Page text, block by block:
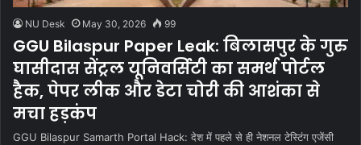
NU Desk May 30, 2026 99
GGU Bilaspur Paper Leak: बिलासपुर के गुरु
घासीदास सेंट्रल यूनिवर्सिटी का समर्थ पोर्टल
हैक, पेपर लीक और डेटा चोरी की आशंका से
मचा हड़कंप
GGU Bilaspur Samarth Portal Hack: देश में पहले से ही नेशनल टेस्टिंग एजेंसी